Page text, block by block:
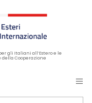
gli Italiani all’Estero e le
Cooperazione